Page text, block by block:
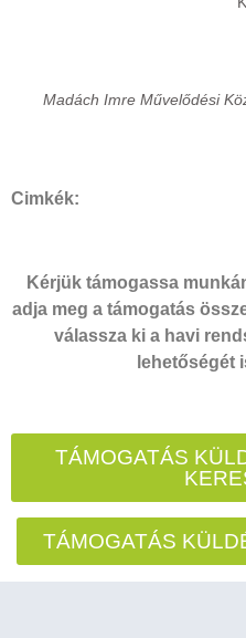
Madách Imre Művelődési
Cimkék:
Kérjük támogassa
adja meg a támogatás
válassza ki a havi
lehetőségét
TÁMOGATÁS
TÁMOGATÁS